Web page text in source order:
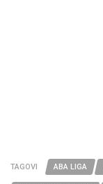
TAGOVI ABA LIGA